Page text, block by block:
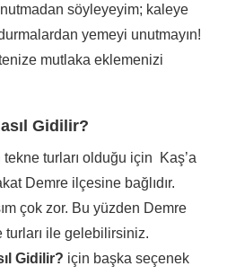
söyleyeyim; kaleye
yemeyi unutmayın!
mutlaka eklemenizi
Gidilir?
turları olduğu için Kaş’a
Demre ilçesine bağlıdır.
çok zor. Bu yüzden Demre
turları ile gelebilirsiniz.
Gidilir? için başka seçenek